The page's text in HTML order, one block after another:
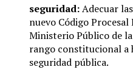
seguridad:Adecuar
nuevo Código
Ministerio Público de
rango constitucional a
seguridad pública.